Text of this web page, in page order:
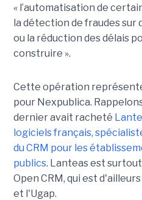
« l’automatisation de
la détection de fraudes
ou la réduction des délais
construire ».
Cette opération
pour Nexpublica.
dernier avait racheté
logiciels français,
du CRM pour les
publics. Lanteas est
Open CRM, qui est
et l'Ugap.